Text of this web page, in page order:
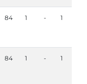
84 1 - 1
84 1 - 1